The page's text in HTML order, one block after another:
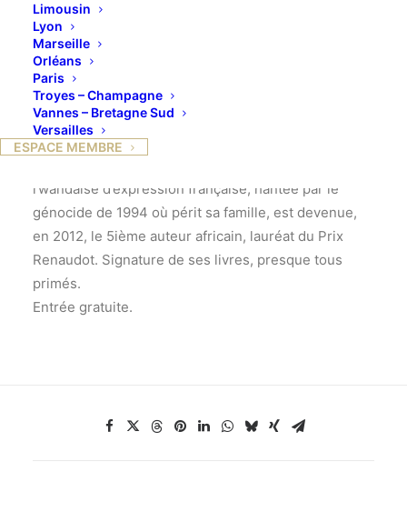
Limousin
Lyon
Marseille
Orléans
Paris
Troyes – Champagne
Vannes – Bretagne Sud
Versailles
ESPACE MEMBRE
A 18 h 30, au CDI de Deauville sous la présidence
d’Anne d’Ornano
Dans le cadre du 50ième anniversaire de présence
en France, l’Unicef présente Scholastique
rwandaise d’expression française, hantée par le
génocide de 1994 où périt sa famille, est devenue,
en 2012, le 5ième auteur africain, lauréat du Prix
Renaudot. Signature de ses livres, presque tous
primés.
Entrée gratuite.